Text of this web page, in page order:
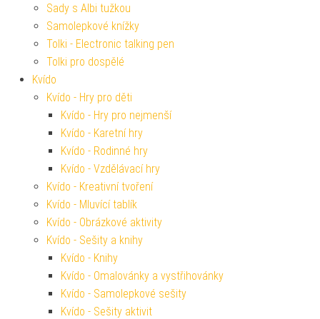
Sady s Albi tužkou
Samolepkové knížky
Tolki - Electronic talking pen
Tolki pro dospělé
Kvído
Kvído - Hry pro děti
Kvído - Hry pro nejmenší
Kvído - Karetní hry
Kvído - Rodinné hry
Kvído - Vzdělávací hry
Kvído - Kreativní tvoření
Kvído - Mluvící tablík
Kvído - Obrázkové aktivity
Kvído - Sešity a knihy
Kvído - Knihy
Kvído - Omalovánky a vystřihovánky
Kvído - Samolepkové sešity
Kvído - Sešity aktivit